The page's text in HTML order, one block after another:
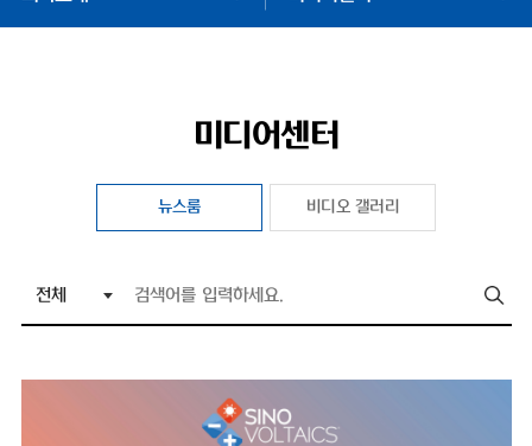
미디어센터
뉴스룸 비디오 갤러리